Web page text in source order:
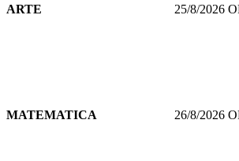
ARTE 25/8/2026
MATEMATICA
26/8/2026